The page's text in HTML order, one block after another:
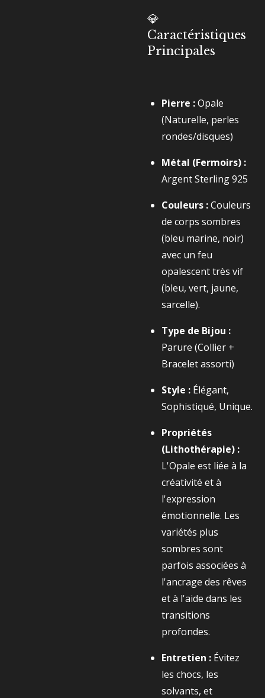
💎
Caractéristiques
Principales
Pierre :Opale
(Naturelle, perles
rondes/disques)
Métal (Fermoirs) :
Argent Sterling 925
Couleurs :Couleurs
de corps sombres
(bleu marine, noir)
avec un feu
opalescent très vif
(bleu, vert, jaune,
sarcelle).
Type de Bijou :
Parure (Collier +
Bracelet assorti)
Style : Élégant,
Sophistiqué, Unique.
Propriétés
(Lithothérapie) :
L'Opale est liée à la
créativité et à
l'expression
émotionnelle. Les
variétés plus
sombres sont
parfois associées à
l'ancrage des rêves
et à l'aide dans les
transitions
profondes.
Entretien : Évitez
les chocs, les
solvants, et